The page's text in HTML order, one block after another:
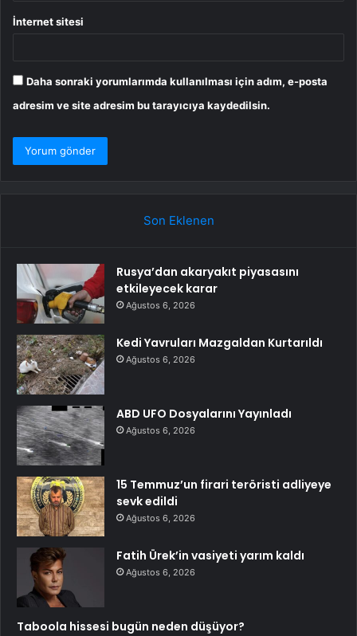
İnternet sitesi
Daha sonraki yorumlarımda kullanılması için adım, e-posta
adresim ve site adresim bu tarayıcıya kaydedilsin.
Son Eklenen
Rusya’dan akaryakıt piyasasını
etkileyecek karar
Ağustos 6, 2026
Kedi Yavruları Mazgaldan Kurtarıldı
Ağustos 6, 2026
ABD UFO Dosyalarını Yayınladı
Ağustos 6, 2026
15 Temmuz’un firari teröristi adliyeye
sevk edildi
Ağustos 6, 2026
Fatih Ürek’in vasiyeti yarım kaldı
Ağustos 6, 2026
Taboola hissesi bugün neden düşüyor?